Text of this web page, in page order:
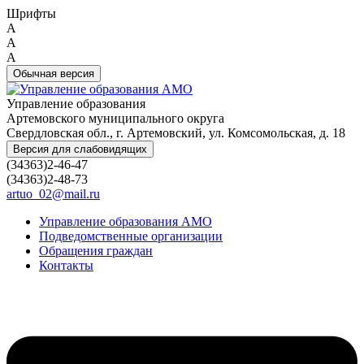
Шрифты
A
A
A
Обычная версия
Управление образования
Артемовского муниципального округа
Свердловская обл., г. Артемовский, ул. Комсомольская, д. 18
Версия для слабовидящих
(34363)2-46-47
(34363)2-48-73
artuo_02@mail.ru
Управление образования АМО
Подведомственные организации
Обращения граждан
Контакты